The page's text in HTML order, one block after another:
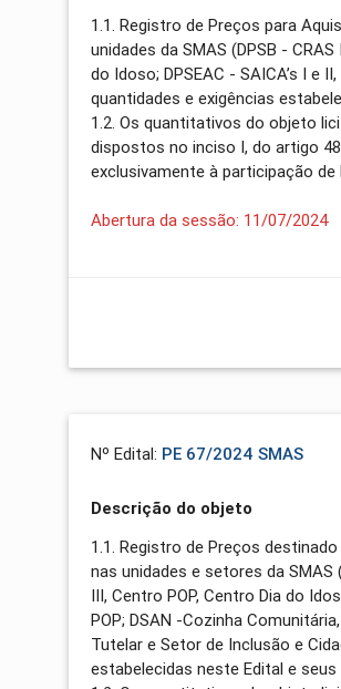
1.1. Registro de Preços para
unidades da SMAS (DPSB -
do Idoso; DPSEAC - SAICA’s I e
quantidades e exigências
1.2. Os quantitativos do objeto
dispostos no inciso I, do artigo
exclusivamente à participação
Abertura da sessão: 11/07/2024
Nº Edital: PE 67/2024 SMAS
Descrição do objeto
1.1. Registro de Preços
nas unidades e setores da SMAS
III, Centro POP, Centro Dia do
POP; DSAN -Cozinha
Tutelar e Setor de Inclusão e
estabelecidas neste Edital e seus